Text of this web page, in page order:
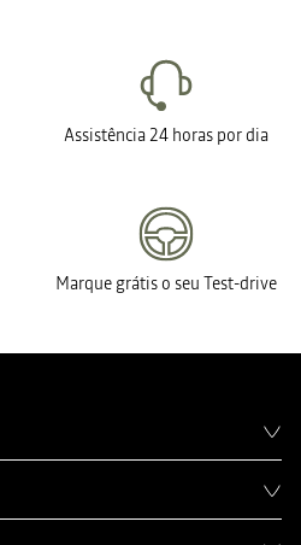
Assistência 24 horas por dia
Marque grátis o seu Test-drive